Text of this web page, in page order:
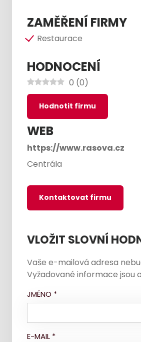
ZAMĚŘENÍ FIRMY
Restaurace
HODNOCENÍ
0 (0)
Hodnotit firmu
WEB
https://www.rasova.cz
Centrála
Kontaktovat firmu
VLOŽIT SLOVNÍ
Vaše e-mailová adresa
Vyžadované informace jsou
JMÉNO *
E-MAIL *